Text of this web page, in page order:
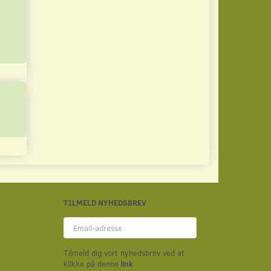
TILMELD NYHEDSBREV
Email-
adresse
Tilmeld dig vort nyhedsbrev ved at
klikke på denne link